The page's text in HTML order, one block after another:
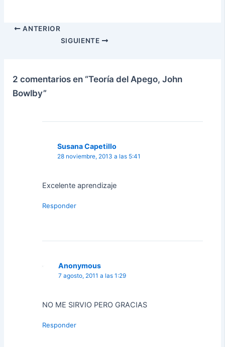
ANTERIOR
SIGUIENTE
2 comentarios en “Teoría del Apego, John
Bowlby”
Susana Capetillo
28 noviembre, 2013 a las 5:41
Excelente aprendizaje
Responder
Anonymous
7 agosto, 2011 a las 1:29
NO ME SIRVIO PERO GRACIAS
Responder